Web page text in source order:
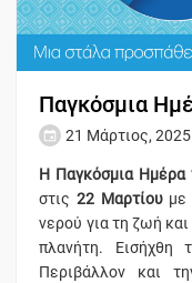
Παγκόσμια
21 Μάρτιος, 2025
Η Παγκόσμια Ημέρα
στις22 Μαρτίουμε
νερού για τη ζωή
πλανήτη.
Περιβάλλον και